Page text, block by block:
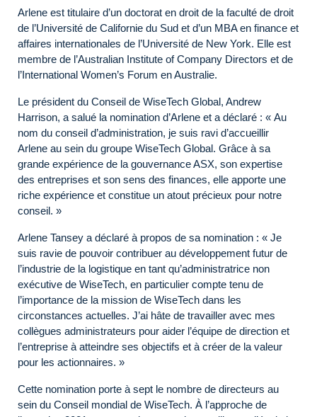
Arlene est titulaire d’un doctorat en droit de la faculté de droit
de l’Université de Californie du Sud et d’un MBA en finance et
affaires internationales de l’Université de New York. Elle est
membre de l’Australian Institute of Company Directors et de
l’International Women’s Forum en Australie.
Le président du Conseil de WiseTech Global, Andrew
Harrison, a salué la nomination d’Arlene et a déclaré : « Au
nom du conseil d’administration, je suis ravi d’accueillir
Arlene au sein du groupe WiseTech Global. Grâce à sa
grande expérience de la gouvernance ASX, son expertise
des entreprises et son sens des finances, elle apporte une
riche expérience et constitue un atout précieux pour notre
conseil. »
Arlene Tansey a déclaré à propos de sa nomination : « Je
suis ravie de pouvoir contribuer au développement futur de
l’industrie de la logistique en tant qu’administratrice non
exécutive de WiseTech, en particulier compte tenu de
l’importance de la mission de WiseTech dans les
circonstances actuelles. J’ai hâte de travailler avec mes
collègues administrateurs pour aider l’équipe de direction et
l’entreprise à atteindre ses objectifs et à créer de la valeur
pour les actionnaires. »
Cette nomination porte à sept le nombre de directeurs au
sein du Conseil mondial de WiseTech. À l’approche de